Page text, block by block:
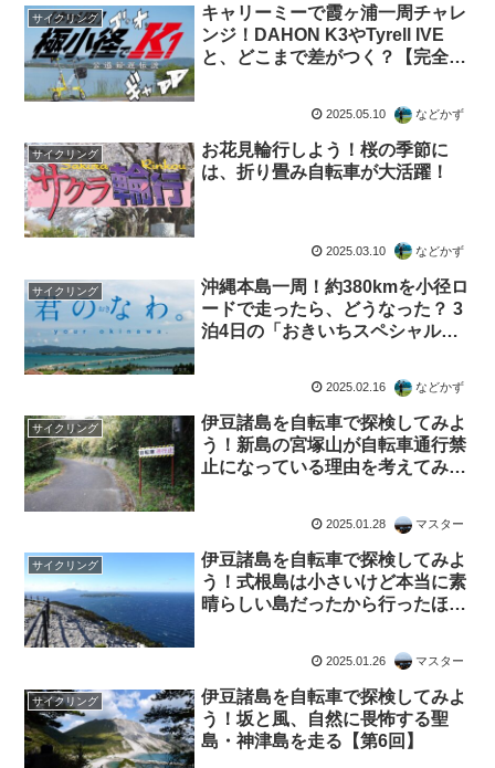
サイクリング
キャリーミーで霞ヶ浦一周チャレ
ンジ！DAHON K3やTyrell IVE
と、どこまで差がつく？【完全敗
2025.05.10 などかず
サイクリング
お花見輪行しよう！桜の季節に
は、折り畳み自転車が大活躍！
2025.03.10 などかず
サイクリング
沖縄本島一周！約380kmを小径ロ
ードで走ったら、どうなった？ 3
泊4日の「おきいちスペシャルツ
2025.02.16 などかず
サイクリング
伊豆諸島を自転車で探検してみよ
う！新島の宮塚山が自転車通行禁
止になっている理由を考えてみた
2025.01.28 マスター
サイクリング
伊豆諸島を自転車で探検してみよ
う！式根島は小さいけど本当に素
晴らしい島だったから行ったほう
2025.01.26 マスター
サイクリング
伊豆諸島を自転車で探検してみよ
う！坂と風、自然に畏怖する聖
島・神津島を走る【第6回】